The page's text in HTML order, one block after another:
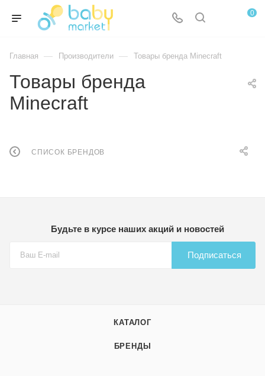
0
Главная — Производители — Товары бренда Minecraft
Товары бренда
Minecraft
СПИСОК БРЕНДОВ
Будьте в курсе наших акций и новостей
Подписаться
КАТАЛОГ
БРЕНДЫ